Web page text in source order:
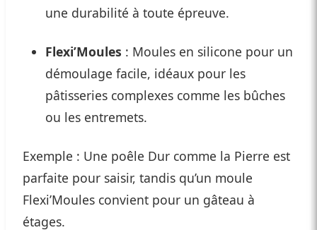
une durabilité à toute épreuve.
Flexi’Moules : Moules en silicone pour un
démoulage facile, idéaux pour les
pâtisseries complexes comme les bûches
ou les entremets.
Exemple : Une poêle Dur comme la Pierre est
parfaite pour saisir, tandis qu’un moule
Flexi’Moules convient pour un gâteau à
étages.